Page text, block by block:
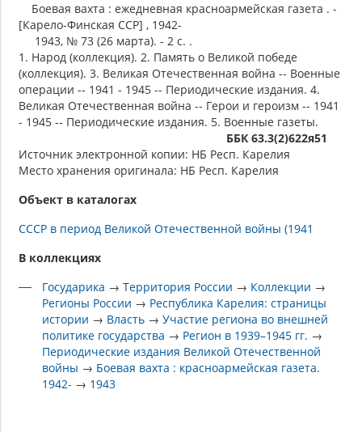
Боевая вахта : ежедневная красноармейская газета . -
[Карело-Финская ССР] , 1942-
1943, № 73 (26 марта). - 2 c. .
1. Народ (коллекция). 2. Память о Великой победе
(коллекция). 3. Великая Отечественная война -- Военные
операции -- 1941 - 1945 -- Периодические издания. 4.
Великая Отечественная война -- Герои и героизм -- 1941
- 1945 -- Периодические издания. 5. Военные газеты.
ББК 63.3(2)622я51
Источник электронной копии: НБ Респ. Карелия
Место хранения оригинала: НБ Респ. Карелия
Объект в каталогах
СССР в период Великой Отечественной войны (1941
В коллекциях
Государика →Территория России → Коллекции →
Регионы России → Республика Карелия: страницы
истории → Власть →Участие региона во внешней
политике государства → Регион в 1939–1945 гг. →
Периодические издания Великой Отечественной
войны → Боевая вахта : красноармейская газета.
1942- → 1943